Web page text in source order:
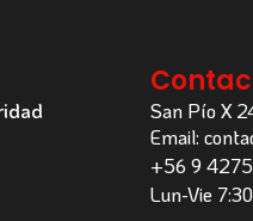
San Pío X
Email:
+56 9
Lun-Vie